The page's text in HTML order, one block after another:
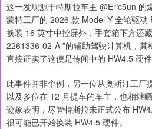
这一发现源于特斯拉车主 @Eric5un 的
蒙特工厂的 2026 款 Model Y 全轮驱动
换装 16 英寸中控屏外，手套箱下方还
2261336-02-A ”的辅助驾驶计算机，其
直接证实了这便是传闻中的 HW4.5 硬件
此事件并非个例，另一位从奥斯汀工厂
以及多位在 12 月提车的车主，也相继
迹象表明，尽管特斯拉未正式公布
很可能已开始换装 HW4.5 硬件。